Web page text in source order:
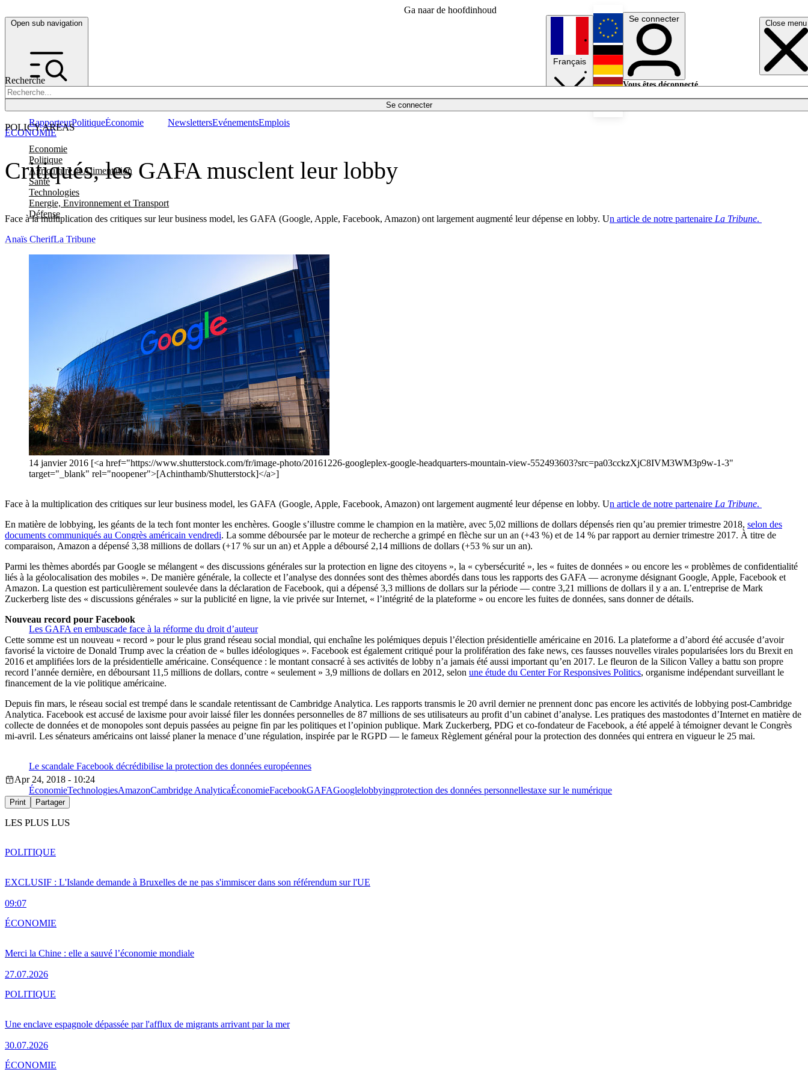
Ga naar de hoofdinhoud
Open sub navigation Close menu
Recherche
Se connecter
POLICY AREAS
Economie
Politique
Agriculture et Alimentation
Santé
Technologies
Energie, Environnement et Transport
Défense
RapporteurPolitiqueÉconomie NewslettersEvénementsEmplois
Français
English
Deutsch
Se connecter
Vous êtes déconnecté.
Critiqués, les GAFA musclent leur lobby
Face à la multiplication des critiques sur leur business model, les GAFA (Google, Apple, Facebook, Amazon) ont largement augmenté leur dépense en lobby. Un article de notre partenaire La Tribune.
ÉCONOMIE
Anaïs CherifLa Tribune
14 janvier 2016 [<a href="https://www.shutterstock.com/fr/image-photo/20161226-googleplex-google-headquarters-mountain-view-552493603?src=pa03cckzXjC8IVM3WM3p9w-1-3"
target="_blank" rel="noopener">[Achinthamb/Shutterstock]</a>]
Face à la multiplication des critiques sur leur business model, les GAFA (Google, Apple, Facebook, Amazon) ont largement augmenté leur dépense en lobby. Un article de notre partenaire La Tribune.
En matière de lobbying, les géants de la tech font monter les enchères. Google s’illustre comme le champion en la matière, avec 5,02 millions de dollars dépensés rien qu’au premier trimestre 2018, selon des
documents communiqués au Congrès américain vendredi. La somme déboursée par le moteur de recherche a grimpé en flèche sur un an (+43 %) et de 14 % par rapport au dernier trimestre 2017. À titre de
comparaison, Amazon a dépensé 3,38 millions de dollars (+17 % sur un an) et Apple a déboursé 2,14 millions de dollars (+53 % sur un an).
Parmi les thèmes abordés par Google se mélangent « des discussions générales sur la protection en ligne des citoyens », la « cybersécurité », les « fuites de données » ou encore les « problèmes de confidentialité
liés à la géolocalisation des mobiles ». De manière générale, la collecte et l’analyse des données sont des thèmes abordés dans tous les rapports des GAFA — acronyme désignant Google, Apple, Facebook et
Amazon. La question est particulièrement soulevée dans la déclaration de Facebook, qui a dépensé 3,3 millions de dollars sur la période — contre 3,21 millions de dollars il y a an. L’entreprise de Mark
Zuckerberg liste des « discussions générales » sur la publicité en ligne, la vie privée sur Internet, « l’intégrité de la plateforme » ou encore les fuites de données, sans donner de détails.
Les GAFA en embuscade face à la réforme du droit d’auteur
Nouveau record pour Facebook
Cette somme est un nouveau « record » pour le plus grand réseau social mondial, qui enchaîne les polémiques depuis l’élection présidentielle américaine en 2016. La plateforme a d’abord été accusée d’avoir
favorisé la victoire de Donald Trump avec la création de « bulles idéologiques ». Facebook est également critiqué pour la prolifération des fake news, ces fausses nouvelles virales popularisées lors du Brexit en
2016 et amplifiées lors de la présidentielle américaine. Conséquence : le montant consacré à ses activités de lobby n’a jamais été aussi important qu’en 2017. Le fleuron de la Silicon Valley a battu son propre
record l’année dernière, en déboursant 11,5 millions de dollars, contre « seulement » 3,9 millions de dollars en 2012, selon une étude du Center For Responsives Politics, organisme indépendant surveillant le
financement de la vie politique américaine.
Depuis fin mars, le réseau social est trempé dans le scandale retentissant de Cambridge Analytica. Les rapports transmis le 20 avril dernier ne prennent donc pas encore les activités de lobbying post-Cambridge
Analytica. Facebook est accusé de laxisme pour avoir laissé filer les données personnelles de 87 millions de ses utilisateurs au profit d’un cabinet d’analyse. Les pratiques des mastodontes d’Internet en matière de
collecte de données et de monopoles sont depuis passées au peigne fin par les politiques et l’opinion publique. Mark Zuckerberg, PDG et co-fondateur de Facebook, a été appelé à témoigner devant le Congrès
mi-avril. Les sénateurs américains ont laissé planer la menace d’une régulation, inspirée par le RGPD — le fameux Règlement général pour la protection des données qui entrera en vigueur le 25 mai.
Le scandale Facebook décrédibilise la protection des données européennes
Apr 24, 2018 - 10:24
ÉconomieTechnologiesAmazonCambridge AnalyticaÉconomieFacebookGAFAGooglelobbyingprotection des données personnellestaxe sur le numérique
Print Partager
LES PLUS LUS
EXCLUSIF : L'Islande demande à Bruxelles de ne pas s'immiscer dans son référendum sur l'UE
09:07
POLITIQUE
Merci la Chine : elle a sauvé l’économie mondiale
27.07.2026
ÉCONOMIE
Une enclave espagnole dépassée par l'afflux de migrants arrivant par la mer
30.07.2026
POLITIQUE
ÉCONOMIE